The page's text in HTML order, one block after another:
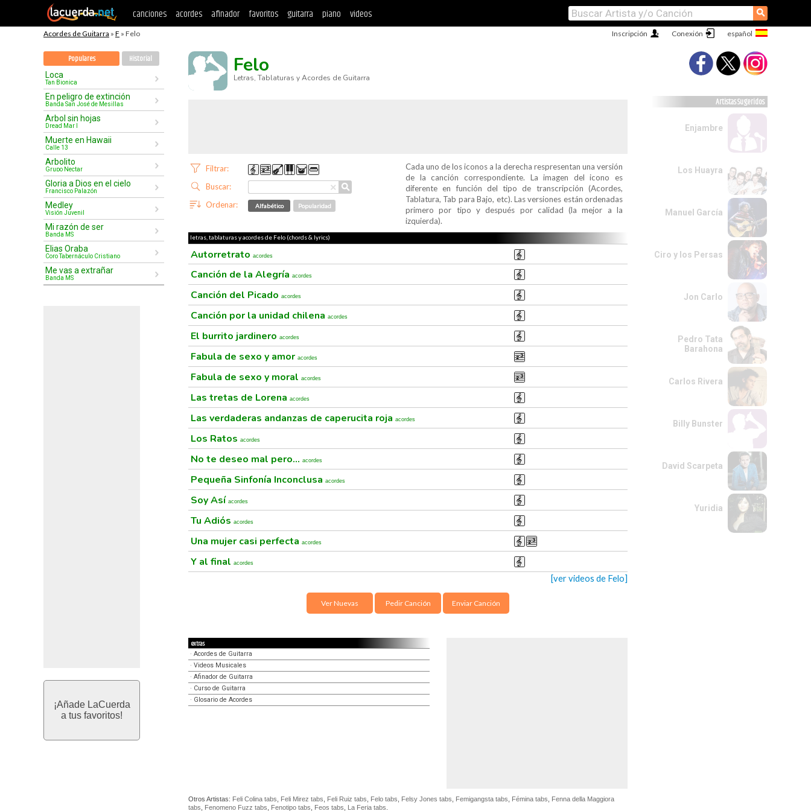
canciones acordes afinador favoritos guitarra piano videos ⚲
Acordes de Guitarra » F » Felo Conexión
Inscripción
Populares Historial
Loca
Tan Bionica
En peligro de extinción
Banda San José de Mesillas
Arbol sin hojas
Dread Mar I
Muerte en Hawaii
Calle 13
Arbolito
Grupo Nectar
Gloria a Dios en el cielo
Francisco Palazón
Medley
Visión Juvenil
Mi razón de ser
Banda MS
Elias Oraba
Coro Tabernáculo Cristiano
Me vas a extrañar
Banda MS
¡Añade LaCuerda
a tus favoritos!
Felo
Letras, Tablaturas y Acordes de Guitarra
Filtrar:
×
Buscar: ⚲
Ordenar: Alfabético Popularidad
Cada uno de los iconos a la derecha respresentan una versión
de la canción correspondiente. La imagen del icono es
diferente en función del tipo de transcripción (Acordes,
Tablatura, Tab para Bajo, etc). Las versiones están ordenadas
primero por tipo y después por calidad (la mejor a la
izquierda).
letras, tablaturas y acordes de Felo (chords & lyrics)
Autorretrato acordes
Canción de la Alegría acordes
Canción del Picado acordes
Canción por la unidad chilena acordes
El burrito jardinero acordes
Fabula de sexo y amor acordes
Fabula de sexo y moral acordes
Las tretas de Lorena acordes
Las verdaderas andanzas de caperucita roja acordes
Los Ratos acordes
No te deseo mal pero... acordes
Pequeña Sinfonía Inconclusa acordes
Soy Así acordes
Tu Adiós acordes
Una mujer casi perfecta acordes
Y al final acordes
[ver videos de Felo]
Ver Nuevas Pedir Canción Enviar Canción
extras
· Acordes de Guitarra
· Videos Musicales
· Afinador de Guitarra
· Curso de Guitarra
· Glosario de Acordes
Otros Artistas: Feli Colina tabs Feli Mirez tabs Feli Ruiz tabs Felo tabs Felsy Jones tabs Femigangsta tabs Fémina tabs
Fenna della Maggiora
tabs
Fenomeno Fuzz tabs Fenotipo tabs Feos tabs La Feria tabs
Artistas Sugeridos
Enjambre
Los Huayra
Manuel García
Ciro y los Persas
Jon Carlo
Pedro Tata
Barahona
Carlos Rivera
Billy Bunster
David Scarpeta
Yuridia